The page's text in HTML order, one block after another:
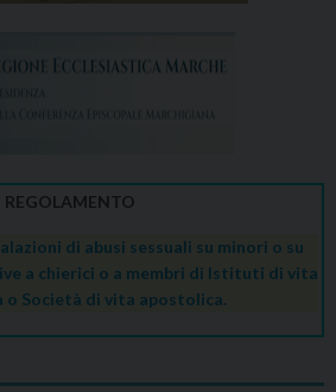
REGOLAMENTO
di abusi sessuali su minori o su
a chierici o a membri di Istituti di vita
o Società di vita apostolica.